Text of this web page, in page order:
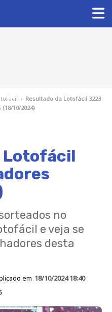
› Resultado da Lotofácil 3223
10/2024)
Lotofácil
no
e veja se
desta
em 18/10/2024 18:40